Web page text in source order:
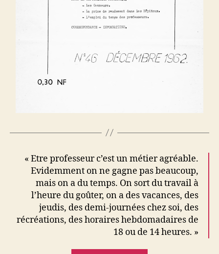
« Etre professeur c’est un métier agréable.
Evidemment on ne gagne pas beaucoup,
mais on a du temps. On sort du travail à
l’heure du goûter, on a des vacances, des
jeudis, des demi-journées chez soi, des
récréations, des horaires hebdomadaires de
18 ou de 14 heures. »